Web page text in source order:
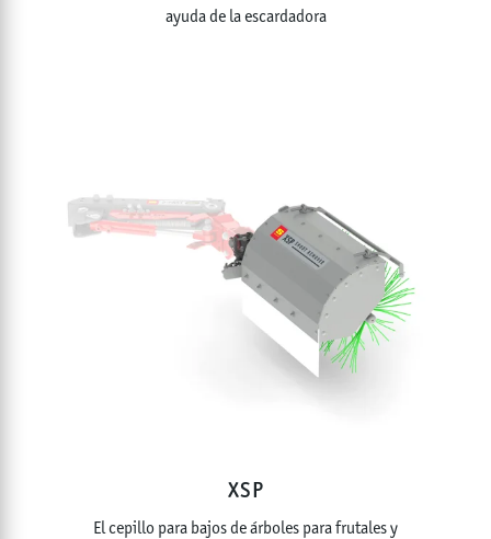
ayuda de la escardadora
XSP
El cepillo para bajos de árboles para frutales y